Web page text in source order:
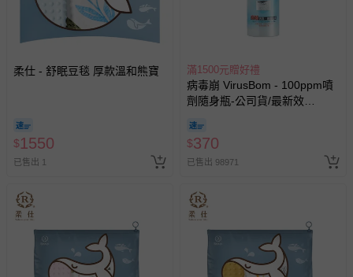
-新生兒親膚衣物（嬰幼兒包巾與背巾、包屁衣、學習
褲、紗布衣等）。
-接觸性孕哺產品（奶嘴、奶瓶、擠乳器、哺乳衣、托腹
-其他原廠盒裝商品封口處已貼上「不可拆封」，或具警
示字句等說明貼紙、封條者。
國際航空、客運、訂房等服務。
相關的退換貨辦理流程，可詳見：退換貨 & 退款問題
其他常見問題：
運送服務：目前提供的運送僅限台灣本島。如您位於離島地
區，可能會無法配送，或須依據商品需加收離島運費。廠商
亦保留出貨與否的權利。離島、偏遠地區、樓層親送等加價
柔仕 - 舒眠豆毯 厚款溫和熊寶
$1550
已售出 1
滿1500元贈好禮
病毒崩 VirusBom - 100ppm噴
劑隨身瓶-公司貨/最新效
$370
已售出 98971